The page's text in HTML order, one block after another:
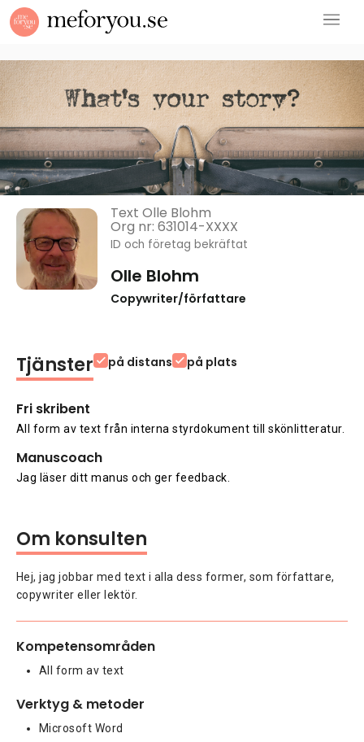
Text Olle Blohm
Org nr: 631014-XXXX
ID och företag bekräftat
Olle Blohm
Copywriter/författare
Tjänster check på distans check på plats
Fri skribent
All form av text från interna styrdokument till skönlitteratur.
Manuscoach
Jag läser ditt manus och ger feedback.
Om konsulten
Hej, jag jobbar med text i alla dess former, som författare,
copywriter eller lektör.
Kompetensområden
All form av text
Verktyg & metoder
Microsoft Word